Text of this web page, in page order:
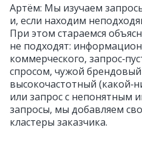
Артём: Мы изучаем
и, если находим
При этом стараемся
не подходят:
коммерческого,
спросом, чужой
высокочастотный
или запрос с непонятным
запросы, мы добавляем
кластеры заказчика.